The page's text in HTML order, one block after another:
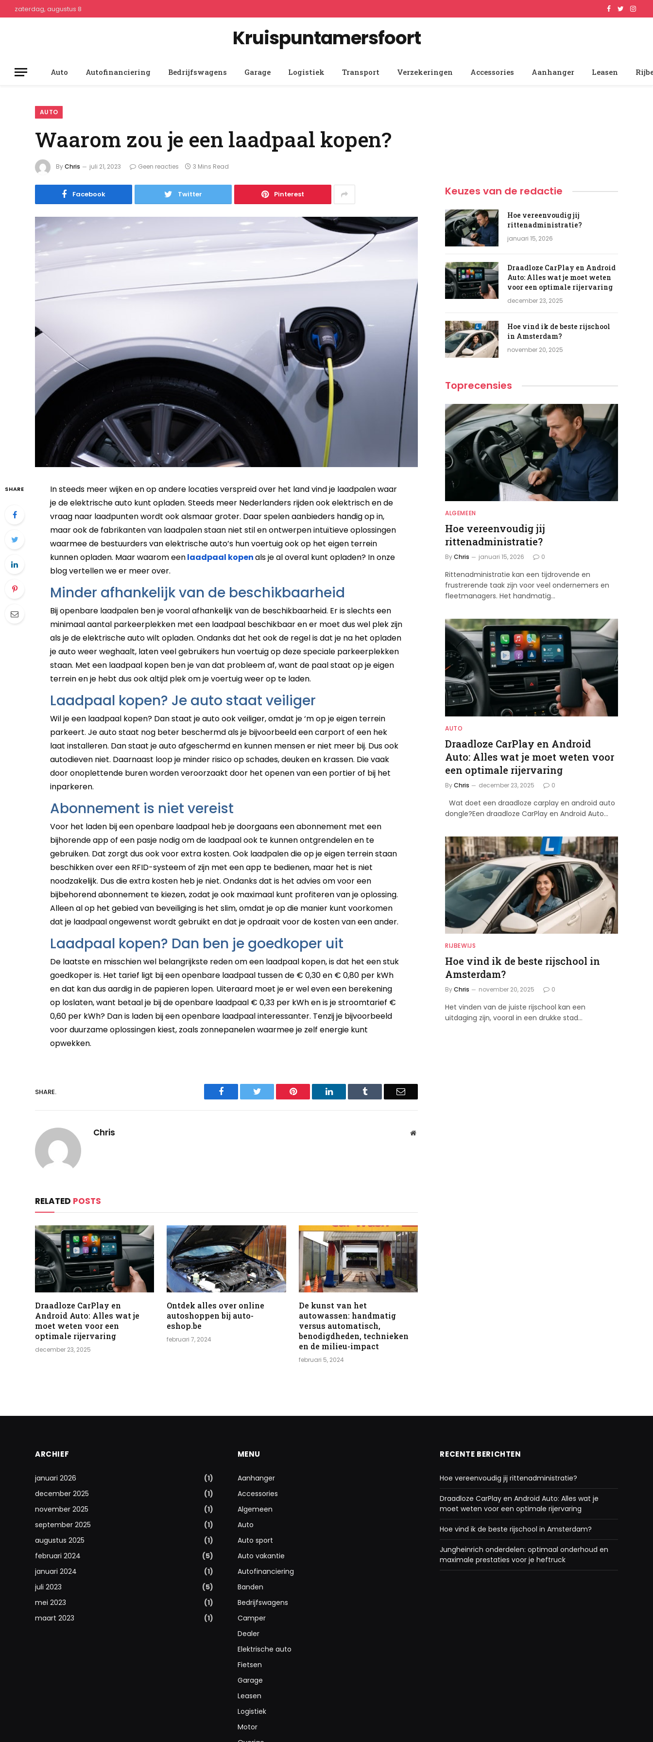
zaterdag, augustus 8 Facebook
Twitter
Kruispuntamersfoort
Auto Autofinanciering Bedrijfswagens Garage Logistiek Transport Verzekeringen Accessories Aanhanger Leasen
AUTO
Waarom zou je een laadpaal kopen?
ByChris juli 21, 2023 Geen reacties 3 Mins Read
Facebook Twitter Pinterest
SHARE
In steeds meer wijken en op andere locaties verspreid over het land vind je laadpalen waar
je de elektrische auto kunt opladen. Steeds meer Nederlanders rijden ook elektrisch en de
vraag naar laadpunten wordt ook alsmaar groter. Daar spelen aanbieders handig op in,
maar ook de fabrikanten van laadpalen staan niet stil en ontwerpen intuïtieve oplossingen
waarmee de bestuurders van elektrische auto’s hun voertuig ook op het eigen terrein
kunnen opladen. Maar waarom eenlaadpaal kopenals je al overal kunt opladen? In onze
blog vertellen we er meer over.
Minder afhankelijk van de beschikbaarheid
Bij openbare laadpalen ben je vooral afhankelijk van de beschikbaarheid. Er is slechts een
minimaal aantal parkeerplekken met een laadpaal beschikbaar en er moet dus wel plek zijn
als je de elektrische auto wilt opladen. Ondanks dat het ook de regel is dat je na het opladen
je auto weer weghaalt, laten veel gebruikers hun voertuig op deze speciale parkeerplekken
staan. Met een laadpaal kopen ben je van dat probleem af, want de paal staat op je eigen
terrein en je hebt dus ook altijd plek om je voertuig weer op te laden.
Laadpaal kopen? Je auto staat veiliger
Wil je een laadpaal kopen? Dan staat je auto ook veiliger, omdat je ‘m op je eigen terrein
parkeert. Je auto staat nog beter beschermd als je bijvoorbeeld een carport of een hek
laat installeren. Dan staat je auto afgeschermd en kunnen mensen er niet meer bij. Dus ook
autodieven niet. Daarnaast loop je minder risico op schades, deuken en krassen. Die vaak
door onoplettende buren worden veroorzaakt door het openen van een portier of bij het
inparkeren.
Abonnement is niet vereist
Voor het laden bij een openbare laadpaal heb je doorgaans een abonnement met een
bijhorende app of een pasje nodig om de laadpaal ook te kunnen ontgrendelen en te
gebruiken. Dat zorgt dus ook voor extra kosten. Ook laadpalen die op je eigen terrein staan
beschikken over een RFID-systeem of zijn met een app te bedienen, maar het is niet
noodzakelijk. Dus die extra kosten heb je niet. Ondanks dat is het advies om voor een
bijbehorend abonnement te kiezen, zodat je ook maximaal kunt profiteren van je oplossing.
Alleen al op het gebied van beveiliging is het slim, omdat je op die manier kunt voorkomen
dat je laadpaal ongewenst wordt gebruikt en dat je opdraait voor de kosten van een ander.
Laadpaal kopen? Dan ben je goedkoper uit
De laatste en misschien wel belangrijkste reden om een laadpaal kopen, is dat het een stuk
goedkoper is. Het tarief ligt bij een openbare laadpaal tussen de € 0,30 en € 0,80 per kWh
en dat kan dus aardig in de papieren lopen. Uiteraard moet je er wel even een berekening
op loslaten, want betaal je bij de openbare laadpaal € 0,33 per kWh en is je stroomtarief €
0,60 per kWh? Dan is laden bij een openbare laadpaal interessanter. Tenzij je bijvoorbeeld
voor duurzame oplossingen kiest, zoals zonnepanelen waarmee je zelf energie kunt
opwekken.
SHARE. Facebook Twitter Pinterest LinkedIn Tumblr Email
Chris Website
RELATED POSTS
Draadloze CarPlay en
Android Auto: Alles wat je
moet weten voor een
optimale rijervaring
december 23, 2025
Ontdek alles over online
autoshoppen bij auto-
eshop.be
februari 7, 2024
De kunst van het
autowassen: handmatig
versus automatisch,
benodigdheden, technieken
en de milieu-impact
februari 5, 2024
Keuzes van de redactie
Hoe vereenvoudig jij
rittenadministratie?
januari 15, 2026
Draadloze CarPlay en Android
Auto: Alles wat je moet weten
voor een optimale rijervaring
december 23, 2025
Hoe vind ik de beste rijschool
in Amsterdam?
november 20, 2025
Toprecensies
ALGEMEEN
Hoe vereenvoudig jij
rittenadministratie?
ByChris januari 15, 2026 0
Rittenadministratie kan een tijdrovende en
frustrerende taak zijn voor veel ondernemers en
fleetmanagers. Het handmatig…
AUTO
Draadloze CarPlay en Android
Auto: Alles wat je moet weten voor
een optimale rijervaring
ByChris december 23, 2025 0
Wat doet een draadloze carplay en android auto
dongle?Een draadloze CarPlay en Android Auto…
RIJBEWIJS
Hoe vind ik de beste rijschool in
Amsterdam?
ByChris november 20, 2025 0
Het vinden van de juiste rijschool kan een
uitdaging zijn, vooral in een drukke stad…
ARCHIEF
januari 2026
(1)
december 2025
(1)
november 2025
(1)
september 2025
(1)
augustus 2025
(1)
februari 2024
(5)
januari 2024
(1)
juli 2023
(5)
mei 2023
(1)
maart 2023
(1)
MENU
Aanhanger
Accessories
Algemeen
Auto
Auto sport
Auto vakantie
Autofinanciering
Banden
Bedrijfswagens
Camper
Dealer
Elektrische auto
Fietsen
Garage
Leasen
Logistiek
Motor
RECENTE BERICHTEN
Hoe vereenvoudig jij rittenadministratie?
Draadloze CarPlay en Android Auto: Alles wat je
moet weten voor een optimale rijervaring
Hoe vind ik de beste rijschool in Amsterdam?
Jungheinrich onderdelen: optimaal onderhoud en
maximale prestaties voor je heftruck